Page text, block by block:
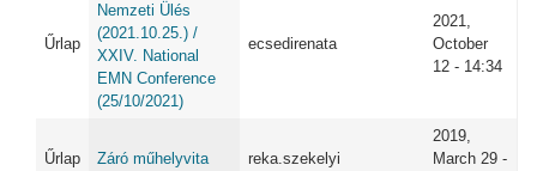
Űrlap
Nemzeti Ülés
(2021.10.25.) /
XXIV. National
EMN Conference
(25/10/2021)
ecsedirenata
2021,
October
12 - 14:34
Űrlap Záró műhelyvita reka.szekelyi
2019,
March 29 -